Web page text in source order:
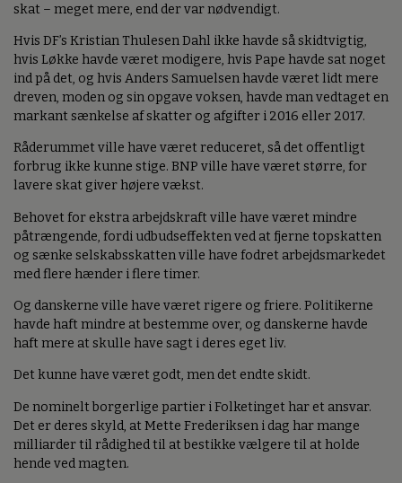
skat – meget mere, end der var nødvendigt.
Hvis DF’s Kristian Thulesen Dahl ikke havde så skidtvigtig,
hvis Løkke havde været modigere, hvis Pape havde sat noget
ind på det, og hvis Anders Samuelsen havde været lidt mere
dreven, moden og sin opgave voksen, havde man vedtaget en
markant sænkelse af skatter og afgifter i 2016 eller 2017.
Råderummet ville have været reduceret, så det offentligt
forbrug ikke kunne stige. BNP ville have været større, for
lavere skat giver højere vækst.
Behovet for ekstra arbejdskraft ville have været mindre
påtrængende, fordi udbudseffekten ved at fjerne topskatten
og sænke selskabsskatten ville have fodret arbejdsmarkedet
med flere hænder i flere timer.
Og danskerne ville have været rigere og friere. Politikerne
havde haft mindre at bestemme over, og danskerne havde
haft mere at skulle have sagt i deres eget liv.
Det kunne have været godt, men det endte skidt.
De nominelt borgerlige partier i Folketinget har et ansvar.
Det er deres skyld, at Mette Frederiksen i dag har mange
milliarder til rådighed til at bestikke vælgere til at holde
hende ved magten.